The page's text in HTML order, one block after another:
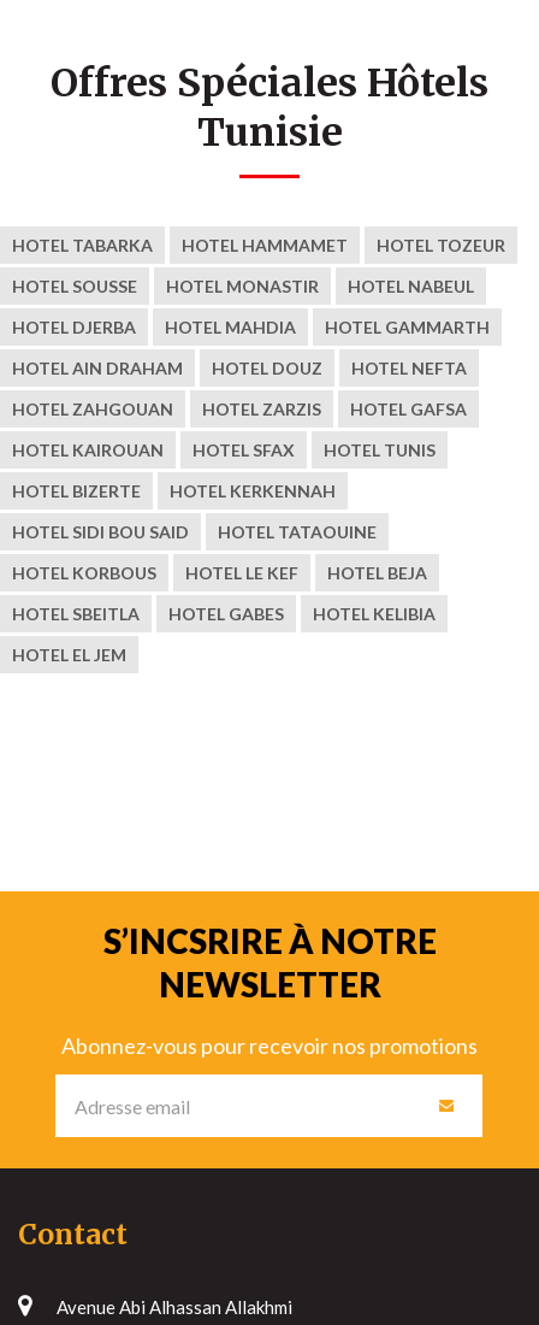
Offres Spéciales Hôtels
Tunisie
HOTEL TABARKA HOTEL HAMMAMET
HOTEL TOZEUR
HOTEL SOUSSE
HOTEL MONASTIR
HOTEL NABEUL
HOTEL DJERBA
HOTEL MAHDIA
HOTEL GAMMARTH
HOTEL AIN DRAHAM
HOTEL DOUZ
HOTEL NEFTA
HOTEL ZAHGOUAN
HOTEL ZARZIS
HOTEL GAFSA
HOTEL KAIROUAN
HOTEL SFAX
HOTEL TUNIS
HOTEL BIZERTE
HOTEL KERKENNAH
HOTEL SIDI BOU SAID
HOTEL TATAOUINE
HOTEL KORBOUS
HOTEL LE KEF
HOTEL BEJA
HOTEL SBEITLA
HOTEL GABES
HOTEL KELIBIA
HOTEL EL JEM
S’INCSRIRE À NOTRE
NEWSLETTER
Abonnez-vous pour recevoir nos promotions
Contact
Avenue Abi Alhassan Allakhmi